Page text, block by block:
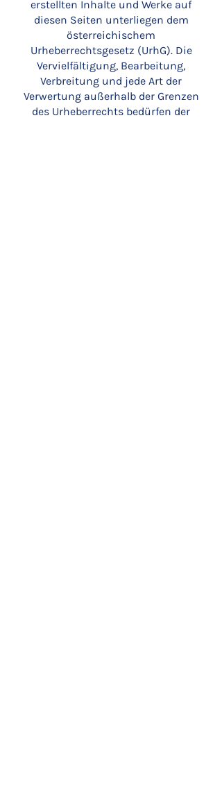
erstellten Inhalte und Werke auf
diesen Seiten unterliegen dem
österreichischem
Urheberrechtsgesetz (UrhG). Die
Vervielfältigung, Bearbeitung,
Verbreitung und jede Art der
Verwertung außerhalb der Grenzen
des Urheberrechts bedürfen der